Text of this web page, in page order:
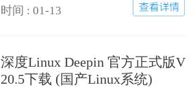
时间 : 01-13
深度Linux Deepin 官方正式版V
20.5下载 (国产Linux系统)